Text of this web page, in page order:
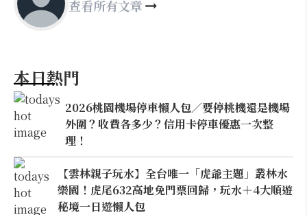
查看所有文章
本日熱門
2026桃園機場停車懶人包／要停桃機還是機場
外圍？收費各多少？信用卡停車優惠一次整
理！
【雲林親子玩水】全台唯一「虎爺主題」叢林水
樂園！虎尾632高地免門票回歸，玩水＋4大順遊
秘境一日遊懶人包